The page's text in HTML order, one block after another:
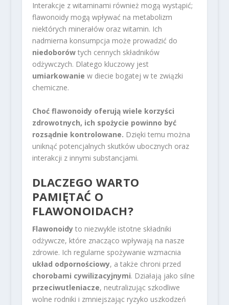
Interakcje z witaminami również mogą wystąpić;
flawonoidy mogą wpływać na metabolizm
niektórych minerałów oraz witamin. Ich
nadmierna konsumpcja może prowadzić do
niedoborówtych cennych składników
odżywczych. Dlatego kluczowy jest
umiarkowanie w diecie bogatej w te związki
chemiczne.
Choć flawonoidy oferują wiele korzyści
zdrowotnych, ich spożycie powinno być
rozsądnie kontrolowane. Dzięki temu można
uniknąć potencjalnych skutków ubocznych oraz
interakcji z innymi substancjami.
DLACZEGO WARTO
PAMIĘTAĆ O
FLAWONOIDACH?
Flawonoidyto niezwykle istotne składniki
odżywcze, które znacząco wpływają na nasze
zdrowie. Ich regularne spożywanie wzmacnia
układ odpornościowy, a także chroni przed
chorobami cywilizacyjnymi. Działają jako silne
przeciwutleniacze, neutralizując szkodliwe
wolne rodniki i zmniejszając ryzyko uszkodzeń